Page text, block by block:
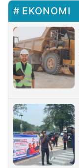
EKONOMI